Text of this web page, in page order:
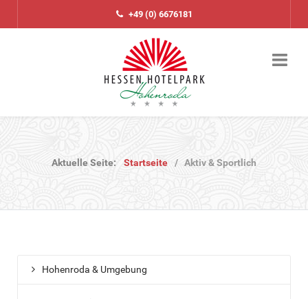
+49 (0) 6676181
Aktuelle Seite: Startseite Aktiv & Sportlich
Hohenroda & Umgebung